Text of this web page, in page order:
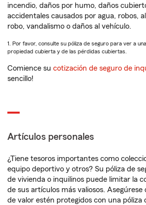
incendio, daños por humo, daños
accidentales causados por agua, robos,
robo, vandalismo o daños al vehículo.
1. Por favor, consulte su póliza de seguro para ver a
propiedad cubierta y de las pérdidas cubiertas.
Comience su cotización de seguro de
sencillo!
Artículos personales
¿Tiene tesoros importantes como
equipo deportivo y otros? Su póliza de
de vivienda o inquilinos puede limitar la
de sus artículos más valiosos.
de valor estén protegidos con una póliza